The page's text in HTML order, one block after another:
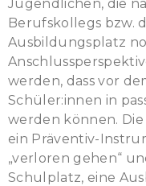
Jugendlichen, die
Berufskollegs bzw.
Ausbildungsplatz
werden, dass vor
Schüler:innen in
werden können.
ein Präventiv-
„verloren gehen“
Schulplatz, eine